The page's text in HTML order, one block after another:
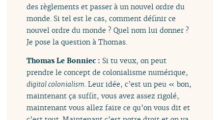
des règlements et passer à un nouvel ordre du
monde. Si tel est le cas, comment définir ce
nouvel ordre du monde ? Quel nom lui donner ?
Je pose la question à Thomas.
Thomas Le Bonniec : Si tu veux, on peut
prendre le concept de colonialisme numérique,
digital colonialism. Leur idée, c’est un peu « bon,
maintenant ça suffit, vous avez assez rigolé,
maintenant vous allez faire ce qu’on vous dit et